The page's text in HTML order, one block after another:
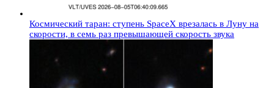
Космический таран: ступень SpaceX врезалась в Луну на
скорости, в семь раз превышающей скорость звука